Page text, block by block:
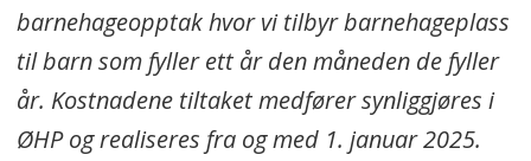
barnehageopptak hvor vi tilbyr barnehageplass
til barn som fyller ett år den måneden de fyller
år. Kostnadene tiltaket medfører synliggjøres i
ØHP og realiseres fra og med 1. januar 2025.